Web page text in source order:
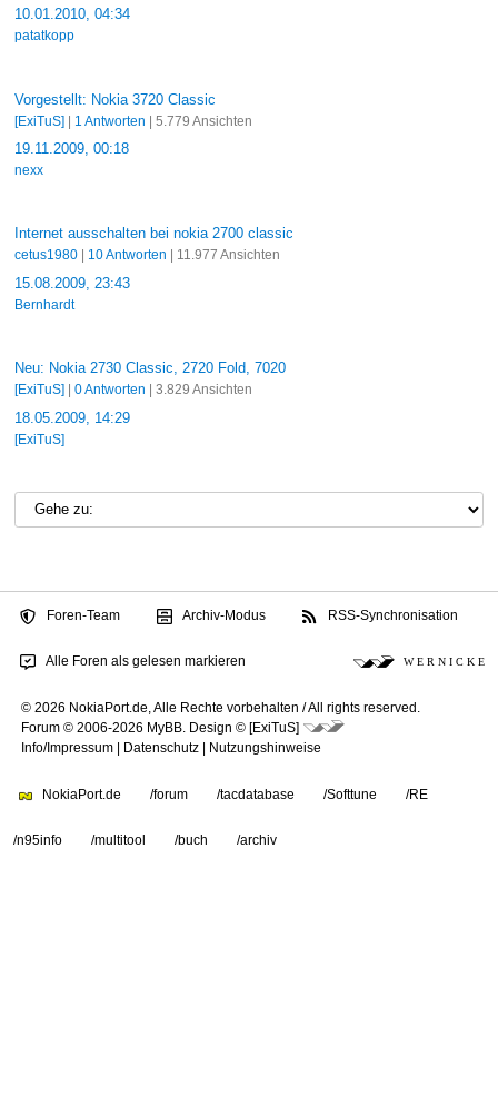
10.01.2010, 04:34
patatkopp
Vorgestellt: Nokia 3720 Classic
[ExiTuS] 1 Antworten | 5.779 Ansichten
19.11.2009, 00:18
nexx
Internet ausschalten bei nokia 2700 classic
cetus1980| 10 Antworten | 11.977 Ansichten
15.08.2009, 23:43
Bernhardt
Neu: Nokia 2730 Classic, 2720 Fold, 7020
[ExiTuS] 0 Antworten | 3.829 Ansichten
18.05.2009, 14:29
[ExiTuS]
Foren-Team Archiv-Modus RSS-Synchronisation
Alle Foren als gelesen markieren W E R N I C K E
© 2026 NokiaPort.de, Alle Rechte vorbehalten /All rights reserved.
Forum © 2006-2026 MyBB
Design © [ExiTuS]
Info/Impressum
Datenschutz Nutzungshinweise
NokiaPort.de /forum /tacdatabase /Softtune /RE
/n95info /multitool /buch /archiv